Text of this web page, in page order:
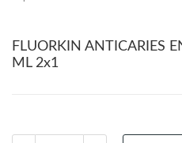
FLUORKIN ANTICARIES
ML 2x1